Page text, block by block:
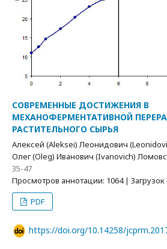
СОВРЕМЕННЫЕ ДОСТИЖЕНИЯ В
МЕХАНОФЕРМЕНТАТИВНОЙ
РАСТИТЕЛЬНОГО СЫРЬЯ
Алексей (Aleksei) Леонидович
Олег (Oleg) Иванович (Ivanovich)
35-47
Просмотров аннотации: 1064 | Загрузок
PDF
https://doi.org/10.14258/